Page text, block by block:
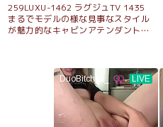
259LUXU-1462 ラグジュTV 1435
まるでモデルの様な見事なスタイル
が魅力的なキャビンアテンダントが
タイルでイキ乱れる姿は必見！